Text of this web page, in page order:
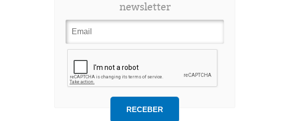
newsletter